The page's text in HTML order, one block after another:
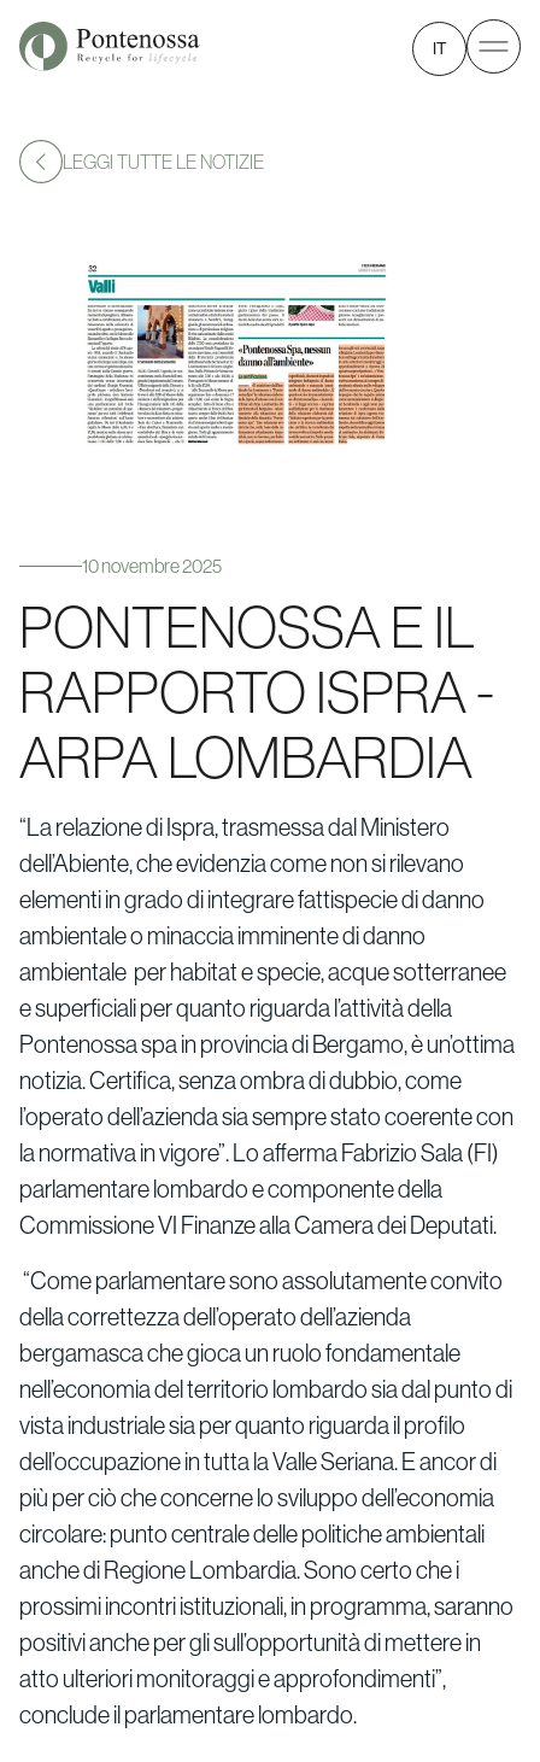
IT
LEGGI TUTTE LE NOTIZIE
10 novembre 2025
PONTENOSSA E IL
RAPPORTO ISPRA -
ARPA LOMBARDIA
“La relazione di Ispra, trasmessa dal Ministero
dell’Abiente, che evidenzia come non si rilevano
elementi in grado di integrare fattispecie di danno
ambientale o minaccia imminente di danno
ambientale per habitat e specie, acque sotterranee
e superficiali per quanto riguarda l’attività della
Pontenossa spa in provincia di Bergamo, è un’ottima
notizia. Certifica, senza ombra di dubbio, come
l’operato dell’azienda sia sempre stato coerente con
la normativa in vigore”. Lo afferma Fabrizio Sala (FI)
parlamentare lombardo e componente della
Commissione VI Finanze alla Camera dei Deputati.
“Come parlamentare sono assolutamente convito
della correttezza dell’operato dell’azienda
bergamasca che gioca un ruolo fondamentale
nell’economia del territorio lombardo sia dal punto di
vista industriale sia per quanto riguarda il profilo
dell’occupazione in tutta la Valle Seriana. E ancor di
più per ciò che concerne lo sviluppo dell’economia
circolare: punto centrale delle politiche ambientali
anche di Regione Lombardia. Sono certo che i
prossimi incontri istituzionali, in programma, saranno
positivi anche per gli sull’opportunità di mettere in
atto ulteriori monitoraggi e approfondimenti”,
conclude il parlamentare lombardo.